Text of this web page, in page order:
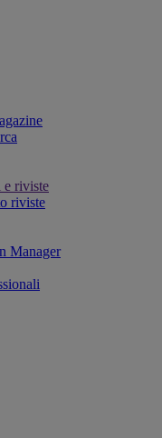
e riviste
riviste
Manager